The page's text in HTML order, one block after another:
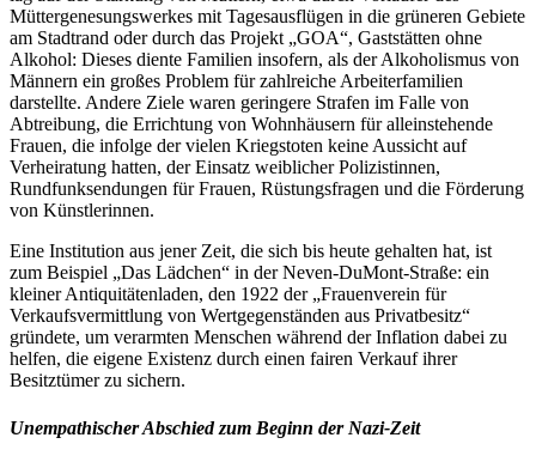
Müttergenesungswerkes mit Tagesausflügen in die grüneren Gebiete
am Stadtrand oder durch das Projekt „GOA“, Gaststätten ohne
Alkohol: Dieses diente Familien insofern, als der Alkoholismus von
Männern ein großes Problem für zahlreiche Arbeiterfamilien
darstellte. Andere Ziele waren geringere Strafen im Falle von
Abtreibung, die Errichtung von Wohnhäusern für alleinstehende
Frauen, die infolge der vielen Kriegstoten keine Aussicht auf
Verheiratung hatten, der Einsatz weiblicher Polizistinnen,
Rundfunksendungen für Frauen, Rüstungsfragen und die Förderung
von Künstlerinnen.
Eine Institution aus jener Zeit, die sich bis heute gehalten hat, ist
zum Beispiel „Das Lädchen“ in der Neven-DuMont-Straße: ein
kleiner Antiquitätenladen, den 1922 der „Frauenverein für
Verkaufsvermittlung von Wertgegenständen aus Privatbesitz“
gründete, um verarmten Menschen während der Inflation dabei zu
helfen, die eigene Existenz durch einen fairen Verkauf ihrer
Besitztümer zu sichern.
Unempathischer Abschied zum Beginn der Nazi-Zeit